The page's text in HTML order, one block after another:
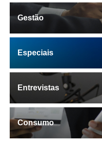
Gestão
Especiais
Entrevistas
Consumo